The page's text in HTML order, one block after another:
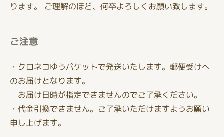
ります。 ご理解のほど、何卒よろしくお願い致します。
ご注意
・クロネコゆうパケットで発送いたします。郵便受けへ
のお届けとなります。
お届け日時が指定できませんのでご了承ください。
・代金引換できません。ご了承いただけますようお願い
申し上げます。